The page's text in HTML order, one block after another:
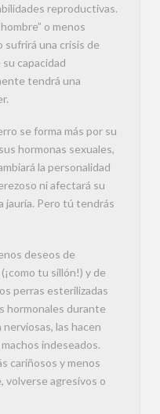
reproductivas.
o menos
sufrirá una crisis de
capacidad
tendrá una
se forma más por su
hormonas sexuales,
la personalidad
ni afectará su
jauría. Pero tú tendrás
deseos de
tu sillón!) y de
perras esterilizadas
hormonales durante
las hacen
indeseados.
cariñosos y menos
volverse agresivos o